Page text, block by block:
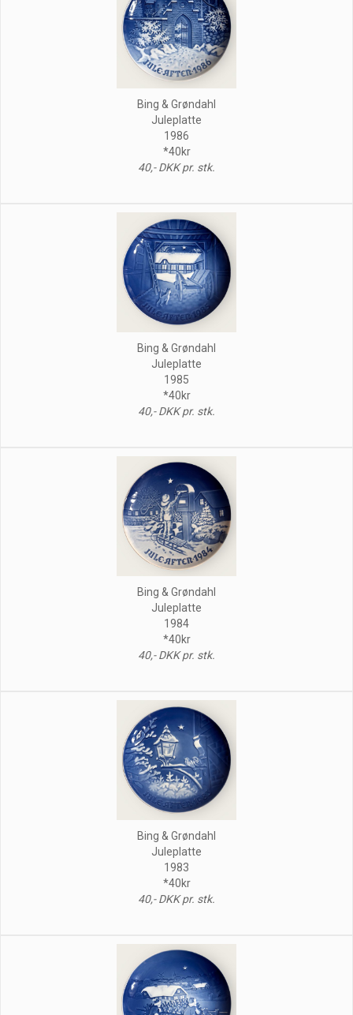
Bing & Grøndahl
Juleplatte
1986
*40kr
40,- DKK pr. stk.
Bing & Grøndahl
Juleplatte
1985
*40kr
40,- DKK pr. stk.
Bing & Grøndahl
Juleplatte
1984
*40kr
40,- DKK pr. stk.
Bing & Grøndahl
Juleplatte
1983
*40kr
40,- DKK pr. stk.